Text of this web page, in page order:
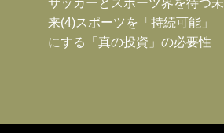
来(4)スポーツを「持続可能」
にする「真の投資」の必要性